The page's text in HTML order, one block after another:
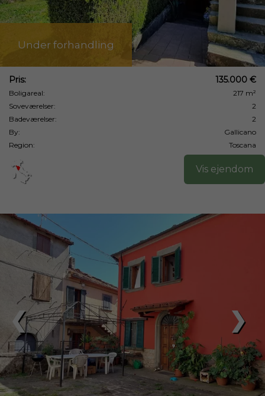
Under forhandling
Pris: 135.000 €
Boligareal:
217 m²
Soveværelser:
2
Badeværelser:
2
By:
Gallicano
Region:
Toscana
Vis ejendom
❯
❮